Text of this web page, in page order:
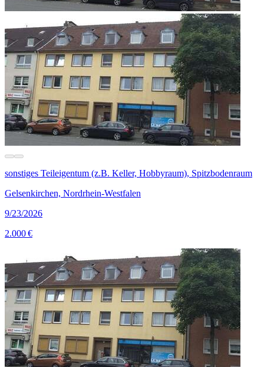
sonstiges Teileigentum (z.B. Keller, Hobbyraum), Spitzbodenraum
Gelsenkirchen, Nordrhein-Westfalen
9/23/2026
2.000 €